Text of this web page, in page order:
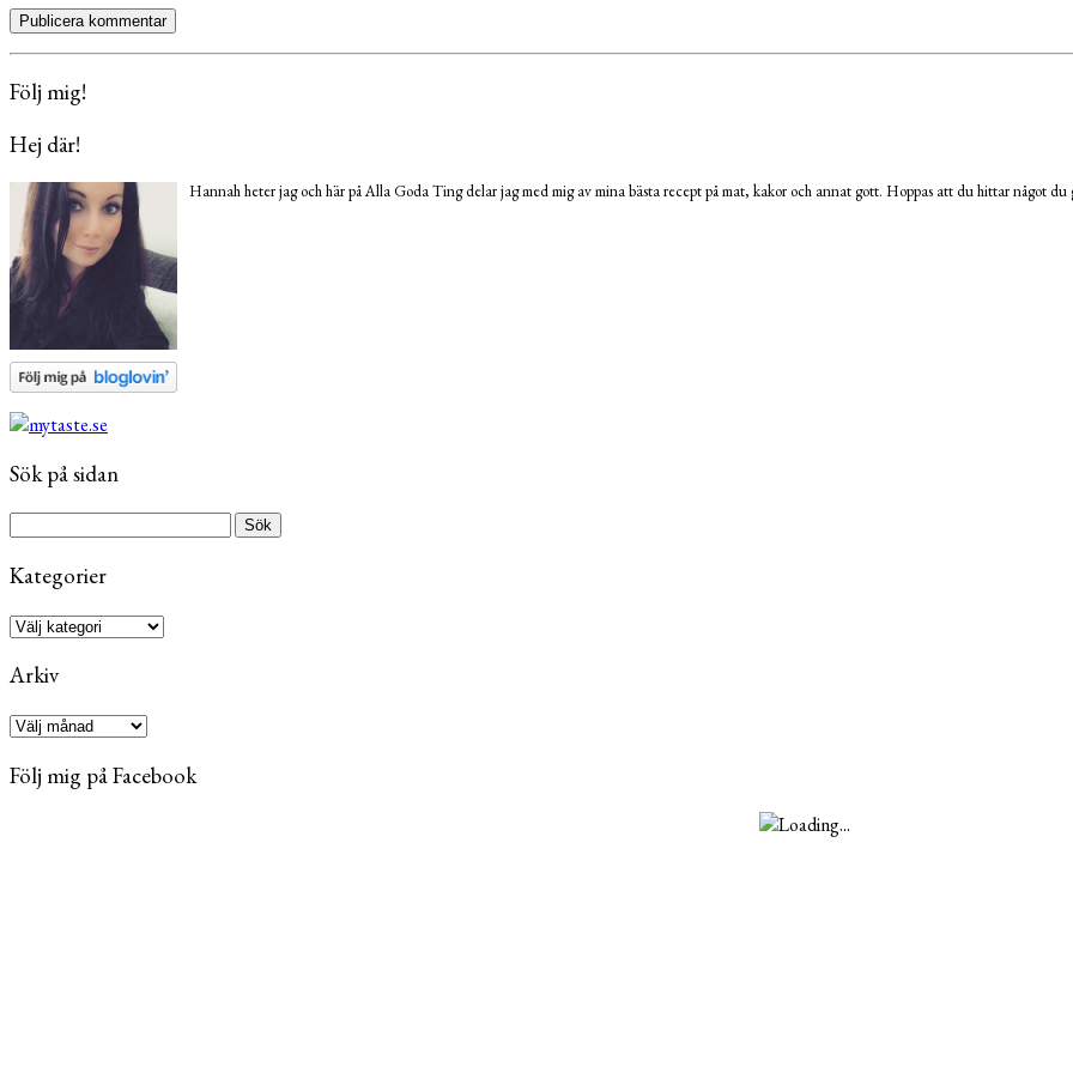
Följ mig!
Hej där!
Hannah heter jag och här på Alla Goda Ting delar jag med mig av mina bästa recept på mat, kakor och annat gott. Hoppas att du hittar något du
Sök på sidan
Kategorier
Kategorier
Arkiv
Arkiv
Följ mig på Facebook